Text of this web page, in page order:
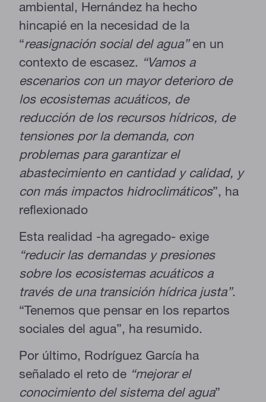
ambiental, Hernández ha hecho
hincapié en la necesidad de la
“reasignación social del agua”en un
contexto de escasez. “Vamos a
escenarios con un mayor deterioro de
los ecosistemas acuáticos, de
reducción de los recursos hídricos, de
tensiones por la demanda, con
problemas para garantizar el
abastecimiento en cantidad y calidad, y
con más impactos hidroclimáticos”, ha
reflexionado
Esta realidad -ha agregado- exige
“reducir las demandas y presiones
sobre los ecosistemas acuáticos a
través de una transición hídrica justa”.
“Tenemos que pensar en los repartos
sociales del agua”, ha resumido.
Por último, Rodríguez García ha
señalado el reto de “mejorar el
conocimiento del sistema del agua”